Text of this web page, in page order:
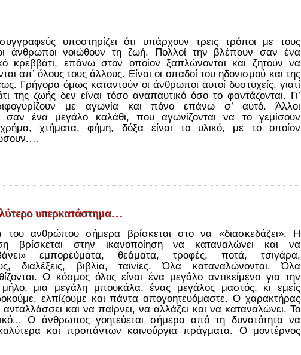
υποστηρίζει ότι υπάρχουν τρεις τρόποι με τους
άνθρωποι νοιώθουν τη ζωή. Πολλοί την βλέπουν σαν ένα
κρεββάτι, επάνω στον οποίον ξαπλώνονται και ζητούν να
απ’ όλους τους άλλους. Είναι οι οπαδοί του ηδονισμού και της
Γρήγορα όμως καταντούν οι άνθρωποι αυτοί δυστυχείς, γιατί
της ζωής δεν είναι τόσο αναπαυτικό όσο το φαντάζονται. Γι’
με αγωνία και πόνο επάνω σ’ αυτό. Άλλοι
σαν ένα μεγάλο καλάθι, που αγωνίζονται να το γεμίσουν
χτήματα, φήμη, δόξα είναι το υλικό, με το οποίον
υπερκατάστημα…
του ανθρώπου σήμερα βρίσκεται στο να «διασκεδάζει». Η
βρίσκεται στην ικανοποίηση να καταναλώνει και να
εμπορεύματα, θεάματα, τροφές, ποτά, τσιγάρα,
διαλέξεις, βιβλία, ταινίες. Όλα καταναλώνονται. Όλα
Ο κόσμος όλος είναι ένα μεγάλο αντικείμενο για την
μια μεγάλη μπουκάλα, ένας μεγάλος μαστός, κι εμείς
ελπίζουμε και πάντα απογοητευόμαστε. Ο χαρακτήρας
και να παίρνει, να αλλάζει και να καταναλώνει. Το
Ο άνθρωπος γοητεύεται σήμερα από τη δυνατότητα να
και προπάντων καινούργια πράγματα. Ο μοντέρνος